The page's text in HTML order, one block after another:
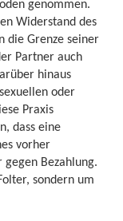
genommen.
Widerstand des
die Grenze seiner
Partner auch
hinaus
oder
Praxis
dass eine
vorher
Bezahlung.
sondern um